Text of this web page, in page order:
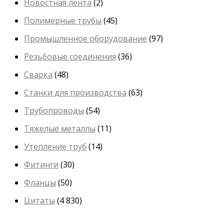
Новостная лента (2)
Полимерные трубы (45)
Промышленное оборудование (97)
Резьбовые соединения (36)
Сварка (48)
Станки для производства (63)
Трубопроводы (54)
Тяжелые металлы (11)
Утепление труб (14)
Фитинги (30)
Фланцы (50)
Цитаты (4 830)